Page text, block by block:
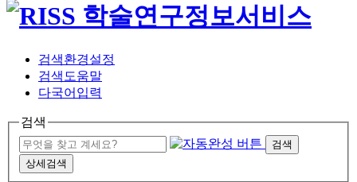
검색환경설정
검색도움말
다국어입력
검색
검색
상세검색